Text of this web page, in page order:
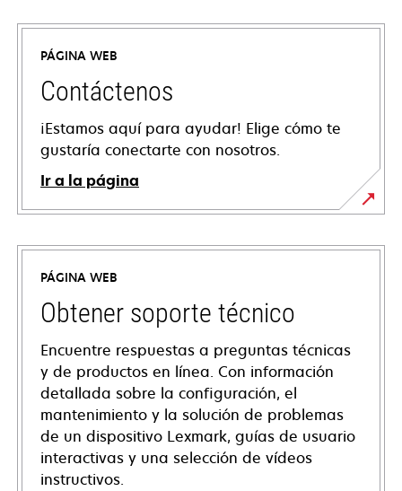
PÁGINA WEB
Contáctenos
¡Estamos aquí para ayudar! Elige cómo te
gustaría conectarte con nosotros.
Ir a la página
PÁGINA WEB
Obtener soporte técnico
Encuentre respuestas a preguntas técnicas
y de productos en línea. Con información
detallada sobre la configuración, el
mantenimiento y la solución de problemas
de un dispositivo Lexmark, guías de usuario
interactivas y una selección de vídeos
instructivos.